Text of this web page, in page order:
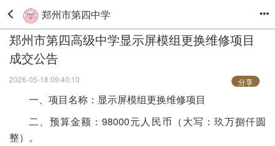
郑州市第四中学
郑州市第四高级中学显示屏模组更换维修项目
成交公告
2026-05-18 09:40:10 分享
一、项目名称：显示屏模组更换维修项目
二、预算金额：98000元人民币（大写：玖万捌仟圆
整）。